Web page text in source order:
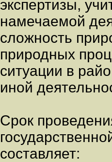
экспертизы,
намечаемой
сложность
природных
ситуации в
иной
Срок
составляет: